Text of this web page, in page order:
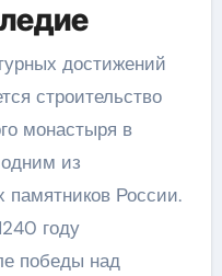
достижений
строительство
монастыря в
из
памятников России.
году
победы над